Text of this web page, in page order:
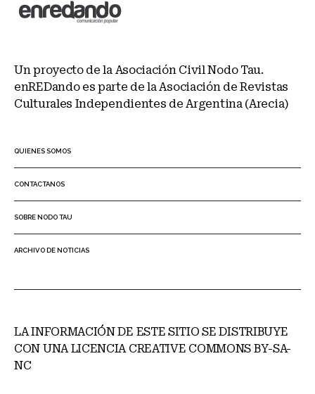
Un proyecto de la Asociación Civil Nodo Tau.
enREDando es parte de la Asociación de Revistas
Culturales Independientes de Argentina (Arecia)
QUIENES SOMOS
CONTACTANOS
SOBRE NODO TAU
ARCHIVO DE NOTICIAS
LA INFORMACIÓN DE ESTE SITIO SE DISTRIBUYE
CON UNA LICENCIA CREATIVE COMMONS BY-SA-
NC